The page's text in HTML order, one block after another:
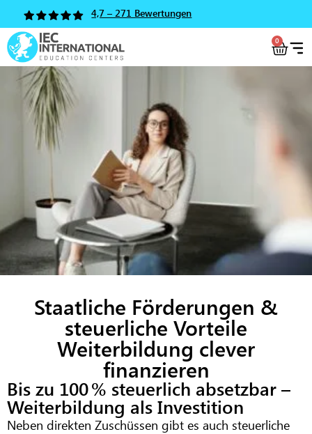
4,7 – 271 Bewertungen
0
Staatliche Förderungen &
steuerliche Vorteile
Weiterbildung clever
finanzieren
Bis zu 100 % steuerlich absetzbar –
Weiterbildung als Investition
Neben direkten Zuschüssen gibt es auch steuerliche